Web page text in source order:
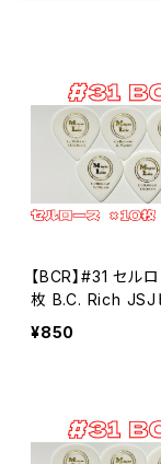
JAZZ XL ジャズ
ポリアセタール
セルロース
ポリアセタール
＃7 スモールティア
セルロース
ポリアセタール
#14 スモールトライ
ポリアセタール
セルロース
#19 ホームベース
ポリアセタール
Polyacetal ポリアセ
#23-2 JAZZ3
シールド
【BCR】#31 セルロー
枚 B.C. Rich JSJ
イプ MLピック【送
¥850